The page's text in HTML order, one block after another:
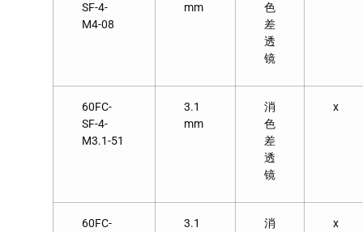
SF-4-
M4-08
mm
色
差
透
镜
60FC-
SF-4-
M3.1-51
3.1
mm
消
色
差
透
镜
x
60FC-
3.1
消
x